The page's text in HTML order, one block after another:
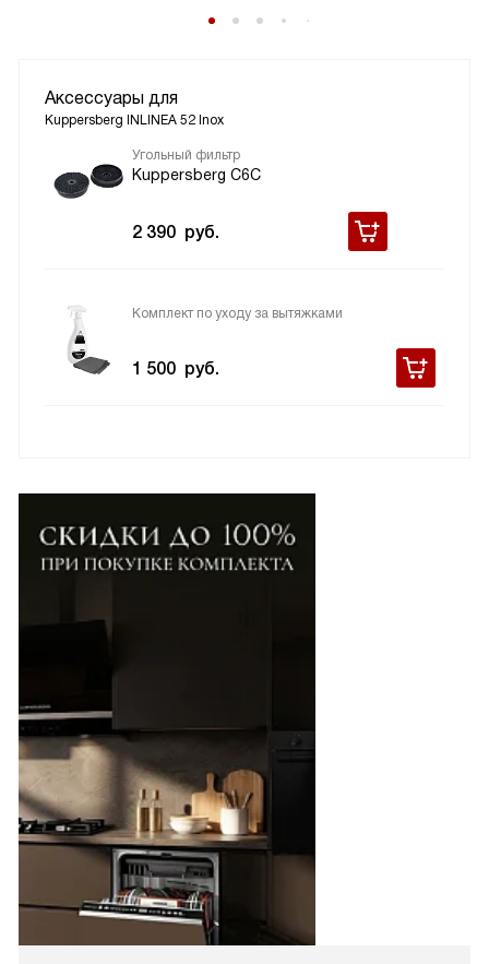
Аксессуары для
Kuppersberg INLINEA 52 Inox
Угольный фильтр
Kuppersberg C6C
2 390 руб.
Комплект по уходу за вытяжками
1 500 руб.